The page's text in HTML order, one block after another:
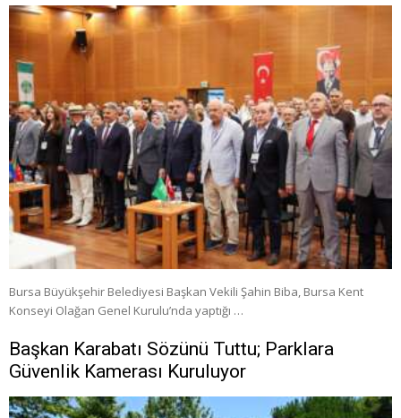
Bursa Büyükşehir Belediyesi Başkan Vekili Şahin Biba, Bursa Kent
Konseyi Olağan Genel Kurulu’nda yaptığı …
Başkan Karabatı Sözünü Tuttu; Parklara
Güvenlik Kamerası Kuruluyor